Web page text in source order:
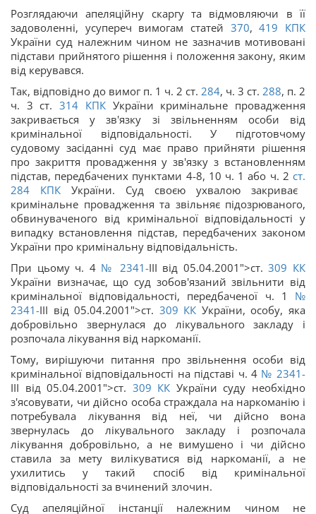
Розглядаючи апеляційну скаргу та відмовляючи в її
задоволенні, усупереч вимогам статей 370,419 КПК
України суд належним чином не зазначив мотивовані
підстави прийнятого рішення і положення закону, яким
від керувався.
Так, відповідно до вимог п. 1 ч. 2 ст. 284, ч. 3 ст. 288, п. 2
ч. 3 ст.314 КПКУкраїни кримінальне провадження
закривається у зв'язку зі звільненням особи від
кримінальної відповідальності. У підготовчому
судовому засіданні суд має право прийняти рішення
про закриття провадження у зв'язку з встановленням
підстав, передбачених пунктами 4-8, 10 ч. 1 або ч. 2 ст.
284 КПК України. Суд своєю ухвалою закриває
кримінальне провадження та звільняє підозрюваного,
обвинуваченого від кримінальної відповідальності у
випадку встановлення підстав, передбачених законом
України про кримінальну відповідальність.
При цьому ч. 4 № 2341-III від 05.04.2001">ст. 309 КК
України визначає, що суд зобов'язаний звільнити від
кримінальної відповідальності, передбаченої ч. 1 №
2341-III від 05.04.2001">ст. 309 КК України, особу, яка
добровільно звернулася до лікувального закладу і
розпочала лікування від наркоманії.
Тому, вирішуючи питання про звільнення особи від
кримінальної відповідальності на підставі ч. 4 № 2341-
III від 05.04.2001">ст. 309 КК України суду необхідно
з'ясовувати, чи дійсно особа страждала на наркоманію і
потребувала лікування від неї, чи дійсно вона
звернулась до лікувального закладу і розпочала
лікування добровільно, а не вимушено і чи дійсно
ставила за мету вилікуватися від наркоманії, а не
ухилитись у такий спосіб від кримінальної
відповідальності за вчинений злочин.
Суд апеляційної інстанції належним чином не